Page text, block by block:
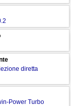
diretta
Power Turbo